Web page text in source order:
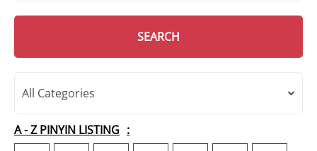
SEARCH
All Categories
A - Z PINYIN LISTING